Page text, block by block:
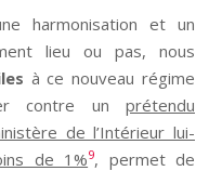
harmonisation et un
lieu ou pas, nous
à ce nouveau régime
contre un prétendu
de l’Intérieur lui-
de 1%9, permet de